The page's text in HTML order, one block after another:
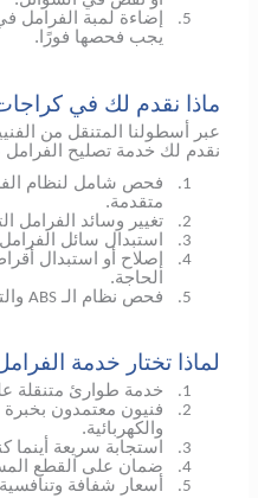
5.
إضاءة لمبة الفرامل
يجب فحصها فورًا.
ماذا نقدم لك في
عبر أسطولنا المتنقل من
نقدم لك خدمة تصليح
1.
فحص شامل لنظام
متقدمة.
2. تغيير وسائد الفرامل
3. استبدال سائل
4.
إصلاح أو استبدال
الحاجة.
5. فحص نظام الـABS
لماذا تختار خدمة
1. خدمة طوارئ متنقلة
2.
فنيون معتمدون بخبرة
والكهربائية.
3. استجابة سريعة
4. ضمان على القطع
5. أسعار شفافة